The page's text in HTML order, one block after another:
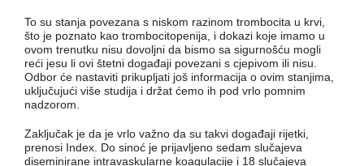
To su stanja povezana s niskom razinom trombocita u krvi,
što je poznato kao trombocitopenija, i dokazi koje imamo u
ovom trenutku nisu dovoljni da bismo sa sigurnošću mogli
reći jesu li ovi štetni događaji povezani s cjepivom ili nisu.
Odbor će nastaviti prikupljati još informacija o ovim stanjima,
uključujući više studija i držat ćemo ih pod vrlo pomnim
nadzorom.
Zaključak je da je vrlo važno da su takvi događaji rijetki,
prenosi Index. Do sinoć je prijavljeno sedam slučajeva
diseminirane intravaskularne koagulacije i 18 slučajeva